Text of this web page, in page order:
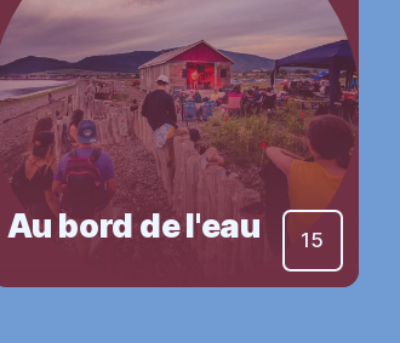
Au bord de l'eau 15